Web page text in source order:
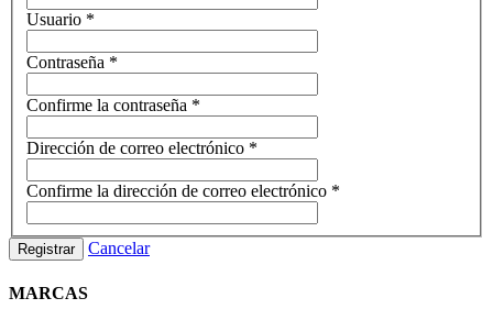
Usuario *
Contraseña *
Confirme la contraseña *
Dirección de correo electrónico *
Confirme la dirección de correo electrónico *
Registrar Cancelar
MARCAS